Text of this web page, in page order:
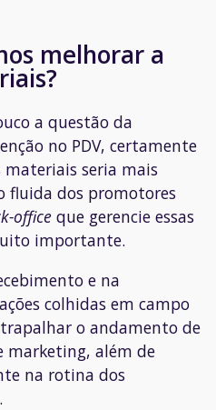
melhorar a
a questão da
no PDV, certamente
materiais seria mais
fluida dos promotores
office que gerencie essas
importante.
e na
colhidas em campo
o andamento de
marketing, além de
na rotina dos